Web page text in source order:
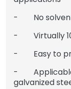
- No
- Virtually
- Easy to
- Applicable
galvanized